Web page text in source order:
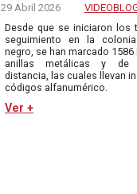
29 Abril 2026
Desde que se iniciaron los
seguimiento en la
negro, se han marcado
anillas metálicas y de
distancia, las cuales llevan
códigos alfanumérico.
Ver +